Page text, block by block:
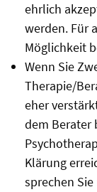
ehrlich
werden. Für
Möglichkeit
Wenn Sie
Therapie/
eher
dem Berater
Klärung
sprechen